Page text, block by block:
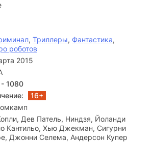
, Триллеры, Фантастика,
роботов
2015
- 1080
16+
Дев Патель, Ниндзя, Йоланди
Кантильо, Хью Джекман, Сигурни
Джонни Селема, Андерсон Купер